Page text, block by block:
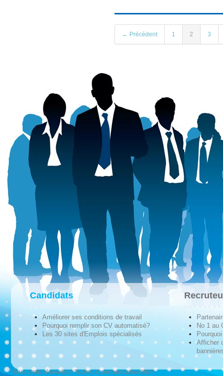
← Précédent 1 2 3
Candidats
Améliorer ses conditions de travail
Pourquoi remplir son CV automatisé?
Les 30 sites d'Emplois spécialisés
No 1 au
Afficher
Tous droits réservés © Techno-Communication 2026